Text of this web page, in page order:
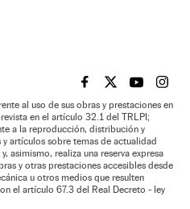
EL PAÍS BRASIL EN
EL PAÍSEL PAÍS
EL
al uso de sus obras y prestaciones en
en el artículo 32.1 del TRLPI;
a la reproducción, distribución y
artículos sobre temas de actualidad
asimismo, realiza una reserva expresa
y otras prestaciones accesibles desde
u otros medios que resulten
el artículo 67.3 del Real Decreto - ley